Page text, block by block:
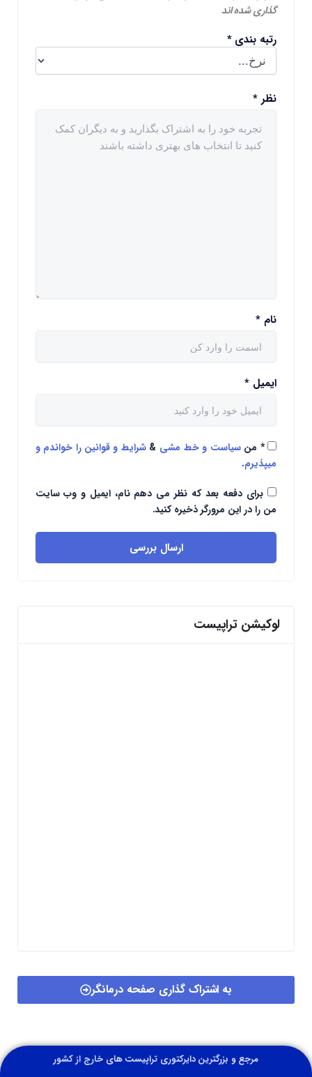
گذاری شده اند
رتبه بندی*
نظر *
نام *
ایمیل *
* منسیاست و خط مشی &شرایط و قوانین را خواندم و
میپذیرم.
برای دفعه بعد که نظر می دهم نام، ایمیل و وب سایت
من را در این مرورگر ذخیره کنید.
ارسال بررسی
لوکیشن تراپیست
به اشتراک گذاری صفحه درمانگر
مرجع و بزرگترین دایرکتوری تراپیست های خارج از کشور